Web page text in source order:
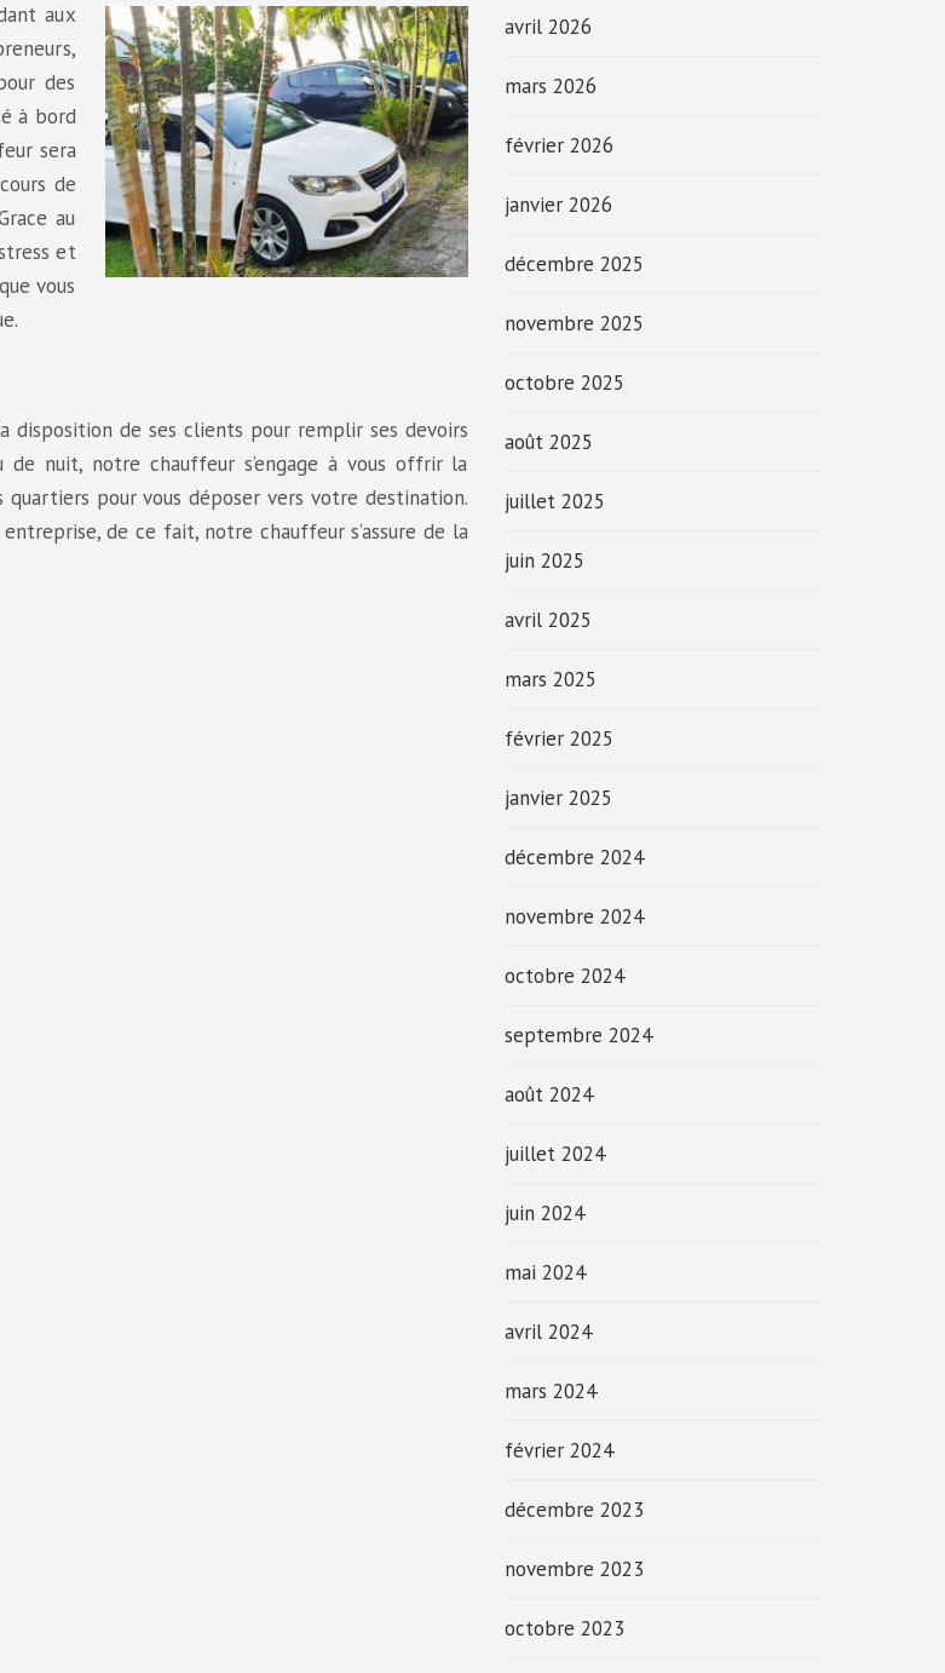
aux
des
à bord
sera
de
au
et
vous
de ses clients pour remplir ses devoirs
nuit, notre chauffeur s’engage à vous offrir la
pour vous déposer vers votre destination.
de ce fait, notre chauffeur s’assure de la
avril 2026
mars 2026
février 2026
janvier 2026
décembre 2025
novembre 2025
octobre 2025
août 2025
juillet 2025
juin 2025
avril 2025
mars 2025
février 2025
janvier 2025
décembre 2024
novembre 2024
octobre 2024
septembre 2024
août 2024
juillet 2024
juin 2024
mai 2024
avril 2024
mars 2024
février 2024
décembre 2023
novembre 2023
octobre 2023